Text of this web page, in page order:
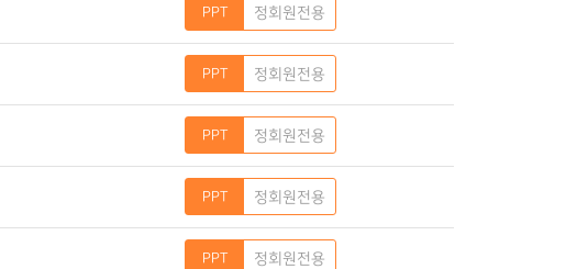
정회원전용
정회원전용
정회원전용
정회원전용
정회원전용